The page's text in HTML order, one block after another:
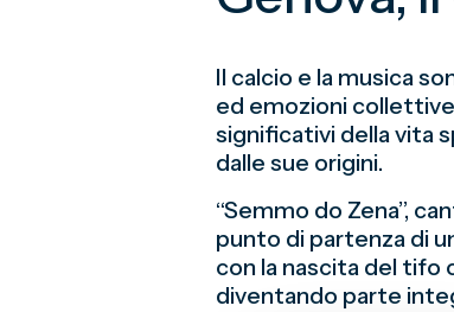
Il calcio e la musica
ed emozioni
significativi della vita
dalle sue origini.
“Semmo do Zena”,
punto di partenza di
con la nascita del tifo
diventando parte